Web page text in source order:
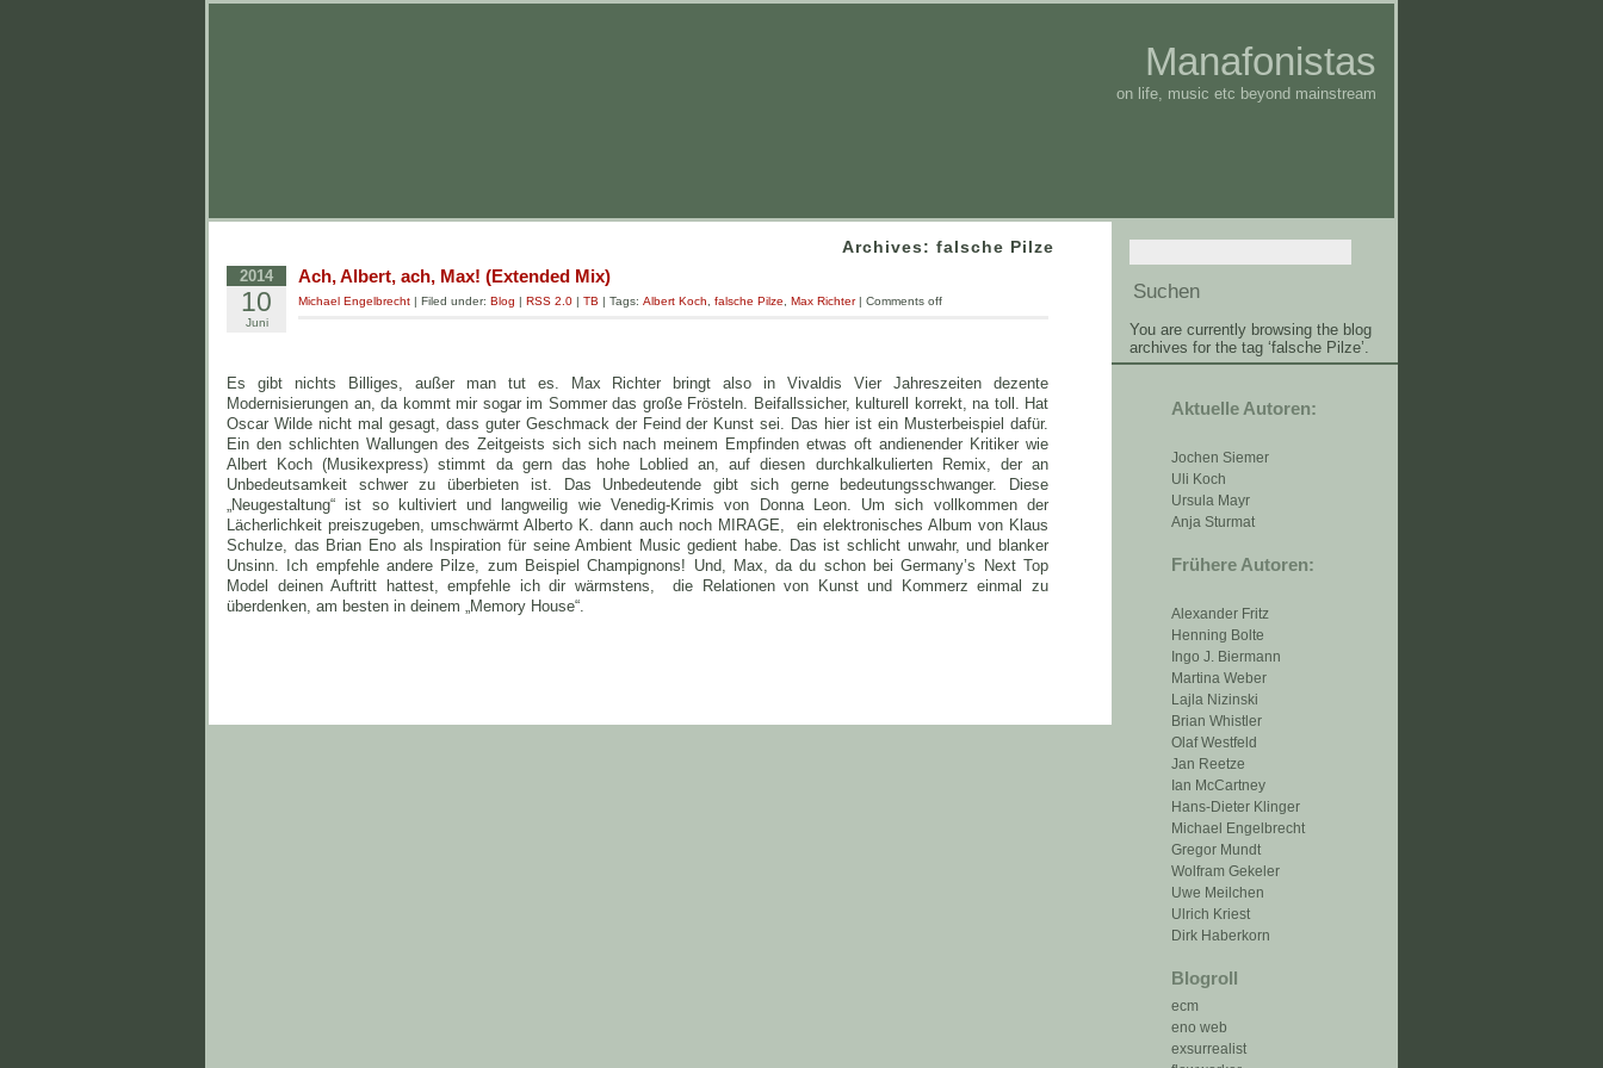
Manafonistas
on life, music etc beyond mainstream
You are currently browsing the blog
archives for the tag ‘falsche Pilze’.
Aktuelle Autoren:
Jochen Siemer
Uli Koch
Ursula Mayr
Anja Sturmat
Frühere Autoren:
Alexander Fritz
Henning Bolte
Ingo J. Biermann
Martina Weber
Lajla Nizinski
Brian Whistler
Olaf Westfeld
Jan Reetze
Ian McCartney
Hans-Dieter Klinger
Michael Engelbrecht
Gregor Mundt
Wolfram Gekeler
Uwe Meilchen
Ulrich Kriest
Dirk Haberkorn
Blogroll
ecm
eno web
exsurrealist
Archives: falsche Pilze
2014
10
Juni
Ach, Albert, ach, Max! (Extended Mix)
Michael Engelbrecht | Filed under: Blog | RSS 2.0 | TB | Tags: Albert Koch falsche Pilze Max Richter| Comments off
Es gibt nichts Billiges, außer man tut es. Max Richter bringt also in Vivaldis Vier Jahreszeiten dezente
Modernisierungen an, da kommt mir sogar im Sommer das große Frösteln. Beifallssicher, kulturell korrekt, na toll. Hat
Oscar Wilde nicht mal gesagt, dass guter Geschmack der Feind der Kunst sei. Das hier ist ein Musterbeispiel dafür.
Ein den schlichten Wallungen des Zeitgeists sich sich nach meinem Empfinden etwas oft andienender Kritiker wie
Albert Koch (Musikexpress) stimmt da gern das hohe Loblied an, auf diesen durchkalkulierten Remix, der an
Unbedeutsamkeit schwer zu überbieten ist. Das Unbedeutende gibt sich gerne bedeutungsschwanger. Diese
„Neugestaltung“ ist so kultiviert und langweilig wie Venedig-Krimis von Donna Leon. Um sich vollkommen der
Lächerlichkeit preiszugeben, umschwärmt Alberto K. dann auch noch MIRAGE, ein elektronisches Album von Klaus
Schulze, das Brian Eno als Inspiration für seine Ambient Music gedient habe. Das ist schlicht unwahr, und blanker
Unsinn. Ich empfehle andere Pilze, zum Beispiel Champignons! Und, Max, da du schon bei Germany’s Next Top
Model deinen Auftritt hattest, empfehle ich dir wärmstens, die Relationen von Kunst und Kommerz einmal zu
überdenken, am besten in deinem „Memory House“.